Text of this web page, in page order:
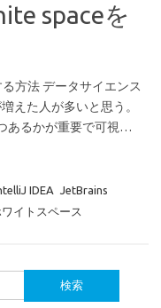
spaceを
方法 データサイエンス
えた人が多いと思う。
あるかが重要で可視…
IDEA JetBrains
ワイトスペース